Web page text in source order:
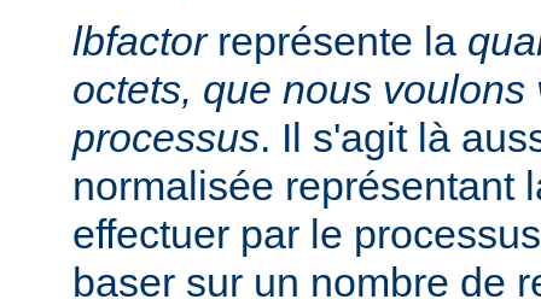
lbfactorreprésente la
octets, que nous
processus. Il s'agit là
normalisée représentant
effectuer par le
baser sur un nombre de